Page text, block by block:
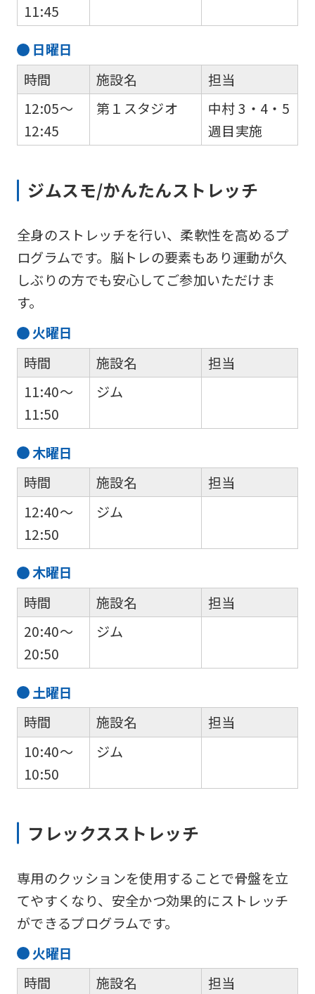
11:45
日曜日
時間
12:05～
12:45
施設名
第１スタジオ
担当
中村 3・4・5
週目実施
ジムスモ/かんたんストレッチ
全身のストレッチを行い、柔軟性を高めるプ
ログラムです。脳トレの要素もあり運動が久
しぶりの方でも安心してご参加いただけま
す。
火曜日
時間
11:40～
11:50
施設名
ジム
担当
木曜日
時間
12:40～
12:50
施設名
ジム
担当
木曜日
時間
20:40～
20:50
施設名
ジム
担当
土曜日
時間
10:40～
10:50
施設名
ジム
担当
フレックスストレッチ
専用のクッションを使用することで骨盤を立
てやすくなり、安全かつ効果的にストレッチ
ができるプログラムです。
火曜日
時間
施設名
担当
For
foreigners
Central